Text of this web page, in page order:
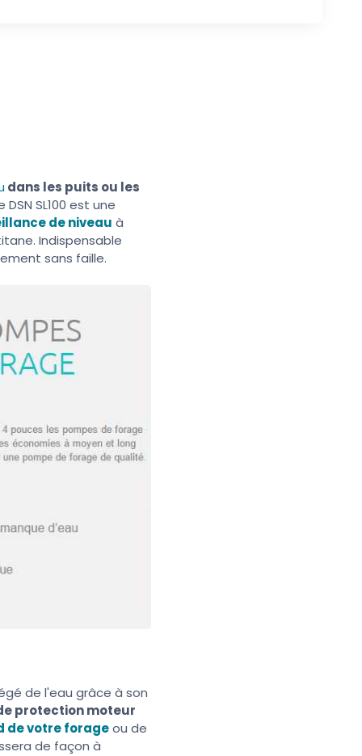
dans les puits ou les
DSN SL100 est une
de niveau à
Indispensable
sans faille.
de l'eau grâce à son
protection moteur
de votre forageou de
de façon à